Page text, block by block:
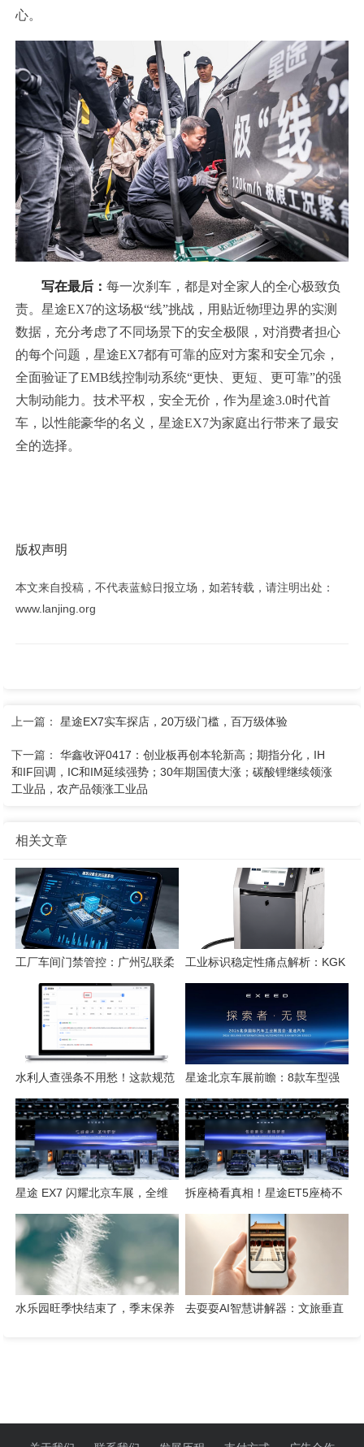
心。
写在最后：每一次刹车，都是对全家人的全心极致负
责。星途EX7的这场极“线”挑战，用贴近物理边界的实测
数据，充分考虑了不同场景下的安全极限，对消费者担心
的每个问题，星途EX7都有可靠的应对方案和安全冗余，
全面验证了EMB线控制动系统“更快、更短、更可靠”的强
大制动能力。技术平权，安全无价，作为星途3.0时代首
车，以性能豪华的名义，星途EX7为家庭出行带来了最安
全的选择。
版权声明
本文来自投稿，不代表蓝鲸日报立场，如若转载，请注明出处：
www.lanjing.org
上一篇：星途EX7实车探店，20万级门槛，百万级体验
下一篇：华鑫收评0417：创业板再创本轮新高；期指分化，IH
和IF回调，IC和IM延续强势；30年期国债大涨；碳酸锂继续领涨
工业品，农产品领涨工业品
相关文章
工厂车间门禁管控：广州弘联柔
性方案解析
工业标识稳定性痛点解析：KGK
水利人查强条不用愁！这款规范
检索工具一键搞定
星途北京车展前瞻：8款车型强
势集结，开启3.0性能豪华探索
新姿态
星途 EX7 闪耀北京车展，全维
硬核实力解锁“陆上专机”出行新
体验
拆座椅看真相！星途ET5座椅不
只是舒适，技术藏满诚意
水乐园旺季快结束了，季末保养
去耍耍AI智慧讲解器：文旅垂直